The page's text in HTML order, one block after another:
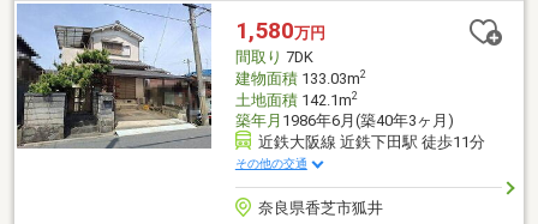
チン、駐車２台可、土地50坪以上、ＬＤＫ１８畳以上、南向き、
陽当り良好、南側道路面す、前道６ｍ以上、和室、整形地、庭、
トイレ２ヶ所、２階建、南面バルコニー、温水洗浄便座
1,580万円
間取り 7DK
建物面積133.03m2
土地面積142.1m2
築年月 1986年6月(築40年3ヶ月)
近鉄大阪線 近鉄下田駅 徒歩11分
その他の交通
奈良県香芝市狐井